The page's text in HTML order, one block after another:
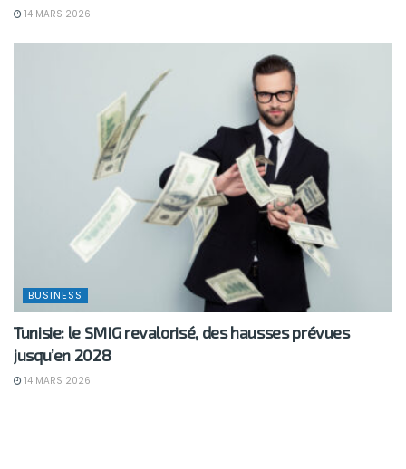
14 MARS 2026
BUSINESS
Tunisie: le SMIG revalorisé, des hausses prévues
jusqu’en 2028
14 MARS 2026